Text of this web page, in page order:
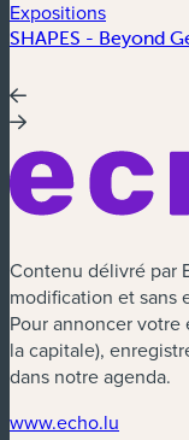
Expositions
SHAPES - Beyond
Contenu délivré par
modification et sans
Pour annoncer
la capitale),
dans notre agenda.
www.echo.lu